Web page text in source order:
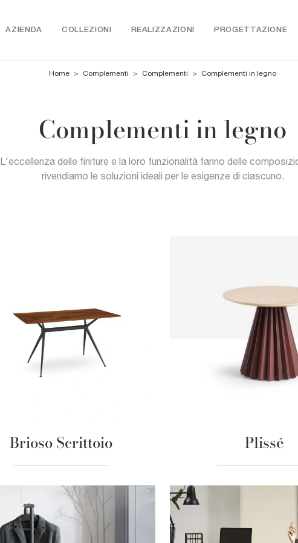
AZIENDA COLLEZIONI REALIZZAZIONI PROGETTAZIONE
Home > Complementi > Complementi > Complementi in legno
Complementi in legno
L'eccellenza delle finiture e la loro funzionalità fanno delle
rivendiamo le soluzioni ideali per le esigenze di ciascuno.
Brioso Scrittoio Plissé